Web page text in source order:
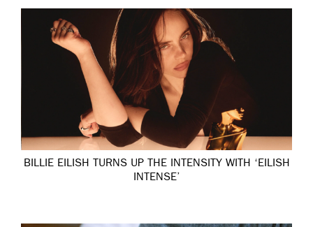
BILLIE EILISH TURNS UP THE INTENSITY WITH ‘EILISH
INTENSE’